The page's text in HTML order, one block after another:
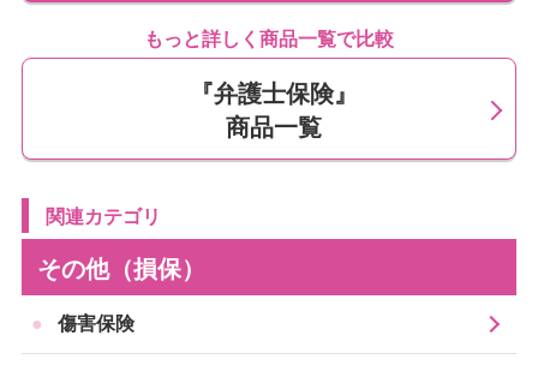
トラブルに見舞われたとき、多くのケースでは相手方と
の交渉など、初めは自分でなんらかの対応をするでしょ
う。
そんなときに、法的な判断や専門的な観点からどのよう
な対応をするとよいか、弁護士の助言を受けたいときに
利用するのが、法律相談です。
もっと詳しく商品一覧で比較
『弁護士保険』
商品一覧
関連カテゴリ
その他（損保）
傷害保険